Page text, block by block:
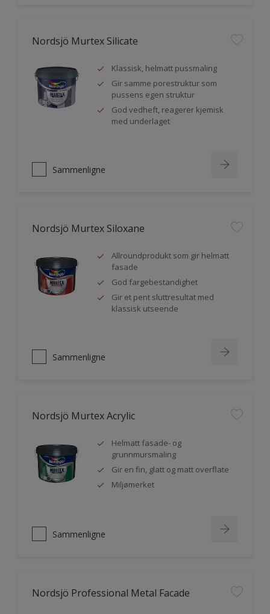
Nordsjö Murtex Silicate
Klassisk, helmatt pussmaling
Gir samme porestruktur som
pussens egen struktur
God vedheft, reagerer kjemisk
med underlaget
Sammenligne
Nordsjö Murtex Siloxane
Allroundprodukt som gir helmatt
fasade
God fargebestandighet
Gir et pent sluttresultat med
klassisk utseende
Sammenligne
Nordsjö Murtex Acrylic
Helmatt fasade- og
grunnmursmaling
Gir en fin, glatt og matt overflate
Miljømerket
Sammenligne
Nordsjö Professional Metal Facade